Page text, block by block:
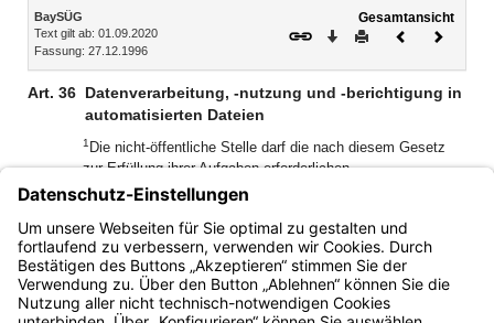
Inhalt
BaySÜG
Text gilt ab: 01.09.2020
Fassung: 27.12.1996
Gesamtansicht
Download
DruckenVorheriges
Art. 36 Datenverarbeitung, -nutzung und -berichtigung in
automatisierten Dateien
1 Die nicht-öffentliche Stelle darf die nach diesem Gesetz
zur Erfüllung ihrer Aufgaben erforderlichen
personenbezogenen Daten der betroffenen Person in
automatisierten Dateien verarbeiten.
Stelle geltenden Vorschriften zur Berichtigung, Löschung
und Sperrung finden entsprechende Anwendung.
Bayern.de